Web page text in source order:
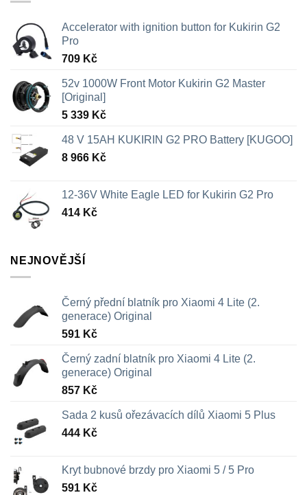
produktu
produktu
Accelerator with ignition button for Kukirin G2
Pro
709 Kč
52v 1000W Front Motor Kukirin G2 Master
[Original]
5 339 Kč
48 V 15AH KUKIRIN G2 PRO Battery [KUGOO]
8 966 Kč
12-36V White Eagle LED for Kukirin G2 Pro
414 Kč
NEJNOVĚJŠÍ
Černý přední blatník pro Xiaomi 4 Lite (2.
generace) Original
591 Kč
Černý zadní blatník pro Xiaomi 4 Lite (2.
generace) Original
857 Kč
Sada 2 kusů ořezávacích dílů Xiaomi 5 Plus
444 Kč
Kryt bubnové brzdy pro Xiaomi 5 / 5 Pro
591 Kč